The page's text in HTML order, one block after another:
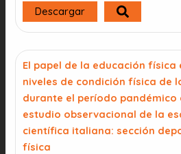
Descargar
El papel de la educación física
niveles de condición física de
durante el período pandémico
estudio observacional de la
científica italiana: sección
física